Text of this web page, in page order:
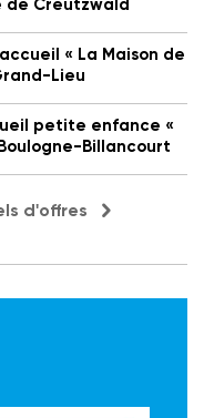
de Creutzwald
« La Maison de
Lieu
petite enfance «
Billancourt
d'offres